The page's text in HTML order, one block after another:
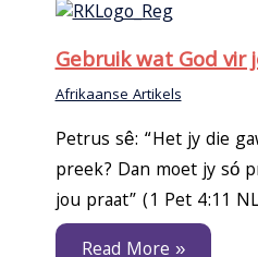
Gebruik wat God vir
Afrikaanse Artikels
Petrus sê: “Het jy die
preek? Dan moet jy só
jou praat” (1 Pet 4:11
Read More »